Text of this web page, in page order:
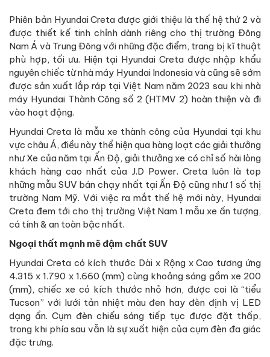
Phiên bản Hyundai Creta được giới thiệu là thế hệ thứ 2 và
được thiết kế tinh chỉnh dành riêng cho thị trường Đông
Nam Á và Trung Đông với những đặc điểm, trang bị kĩ thuật
phù hợp, tối ưu. Hiện tại Hyundai Creta được nhập khẩu
nguyên chiếc từ nhà máy Hyundai Indonesia và cũng sẽ sớm
được sản xuất lắp ráp tại Việt Nam năm 2023 sau khi nhà
máy Hyundai Thành Công số 2 (HTMV 2) hoàn thiện và đi
vào hoạt động.
Hyundai Creta là mẫu xe thành công của Hyundai tại khu
vực châu Á, điều này thể hiện qua hàng loạt các giải thưởng
như Xe của năm tại Ấn Độ, giải thưởng xe có chỉ số hài lòng
khách hàng cao nhất của J.D Power. Creta luôn là top
những mẫu SUV bán chạy nhất tại Ấn Độ cũng như 1 số thị
trường Nam Mỹ. Với việc ra mắt thế hệ mới này, Hyundai
Creta đem tới cho thị trường Việt Nam 1 mẫu xe ấn tượng,
cá tính & an toàn bậc nhất.
Ngoại thất mạnh mẽ đậm chất SUV
Hyundai Creta có kích thước Dài x Rộng x Cao tương ứng
4.315 x 1.790 x 1.660 (mm) cùng khoảng sáng gầm xe 200
(mm), chiếc xe có kích thước nhỏ hơn, được coi là “tiểu
Tucson” với lưới tản nhiệt màu đen hay đèn định vị LED
dạng ẩn. Cụm đèn chiếu sáng tiếp tục được đặt thấp,
trong khi phía sau vẫn là sự xuất hiện của cụm đèn đa giác
đặc trưng.